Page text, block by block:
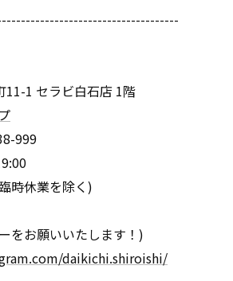
11-1 セラビ白石店 1階
999
時休業を除く)
をお願いいたします！)
daikichi.shiroishi/